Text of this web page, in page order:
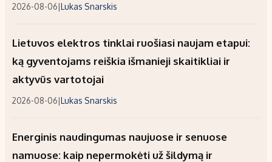
2026-08-06|Lukas Snarskis
Lietuvos elektros tinklai ruošiasi naujam etapui:
ką gyventojams reiškia išmanieji skaitikliai ir
aktyvūs vartotojai
2026-08-06|Lukas Snarskis
Energinis naudingumas naujuose ir senuose
namuose: kaip nepermokėti už šildymą ir